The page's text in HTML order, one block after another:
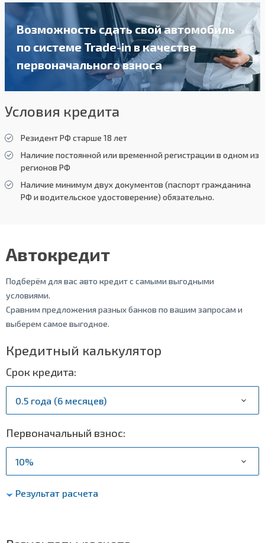
Возможность сдать свой автомобиль
по системе Trade-in в качестве
первоначального взноса
Условия кредита
Резидент РФ старше 18 лет
Наличие постоянной или временной регистрации в одном из
регионов РФ
Наличие минимум двух документов (паспорт гражданина
РФ и водительское удостоверение) обязательно.
Автокредит
Подберём для вас авто кредит с самыми выгодными
условиями.
Сравним предложения разных банков по вашим запросам и
выберем самое выгодное.
Кредитный калькулятор
Срок кредита:
Первоначальный взнос:
Результат расчета